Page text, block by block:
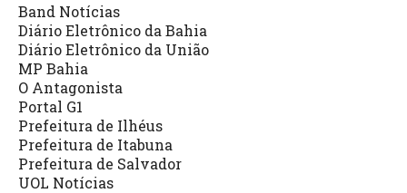
Band Notícias
Diário Eletrônico da Bahia
Diário Eletrônico da União
MP Bahia
O Antagonista
Portal G1
Prefeitura de Ilhéus
Prefeitura de Itabuna
Prefeitura de Salvador
UOL Notícias